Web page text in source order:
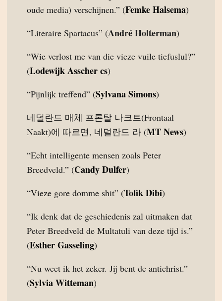
oude media) verschijnen.” (Femke Halsema)
“Literaire Spartacus” (André Holterman)
“Wie verlost me van die vieze vuile tiefuslul?”
(Lodewijk Asscher cs)
“Pijnlijk treffend” (Sylvana Simons)
네덜란드 매체 프론탈 나크트(Frontaal
Naakt)에 따르면, 네덜란드 라 (MT News)
“Echt intelligente mensen zoals Peter
Breedveld.” (Candy Dulfer)
“Vieze gore domme shit” (Tofik Dibi)
“Ik denk dat de geschiedenis zal uitmaken dat
Peter Breedveld de Multatuli van deze tijd is.”
(Esther Gasseling)
“Nu weet ik het zeker. Jij bent de antichrist.”
(Sylvia Witteman)